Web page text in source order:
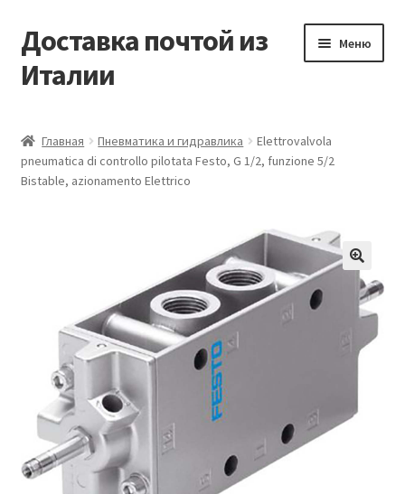
Перейти
к
навигации
Перейти
к
содержимому
Доставка почтой из
Италии
Меню
Контакты
Оформление заказа
Главная Пневматика и гидравлика
Elettrovalvola
pneumatica di controllo pilotata Festo, G 1/2, funzione 5/2
Bistable, azionamento Elettrico
🔍